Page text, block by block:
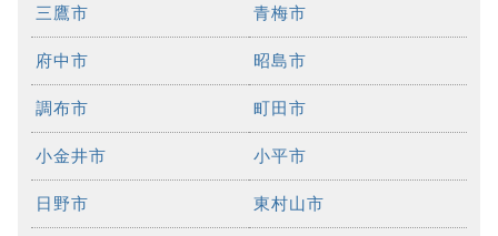
三鷹市 青梅市
府中市 昭島市
調布市 町田市
小金井市 小平市
日野市 東村山市